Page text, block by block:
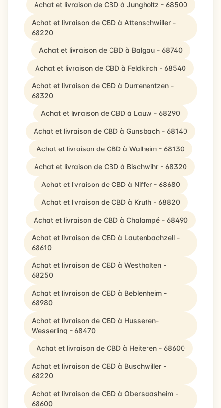
Achat et livraison de CBD à Jungholtz - 68500
Achat et livraison de CBD à Attenschwiller -
68220
Achat et livraison de CBD à Balgau - 68740
Achat et livraison de CBD à Feldkirch - 68540
Achat et livraison de CBD à Durrenentzen -
68320
Achat et livraison de CBD à Lauw - 68290
Achat et livraison de CBD à Gunsbach - 68140
Achat et livraison de CBD à Walheim - 68130
Achat et livraison de CBD à Bischwihr - 68320
Achat et livraison de CBD à Niffer - 68680
Achat et livraison de CBD à Kruth - 68820
Achat et livraison de CBD à Chalampé - 68490
Achat et livraison de CBD à Lautenbachzell -
68610
Achat et livraison de CBD à Westhalten -
68250
Achat et livraison de CBD à Beblenheim -
68980
Achat et livraison de CBD à Husseren-
Wesserling - 68470
Achat et livraison de CBD à Heiteren - 68600
Achat et livraison de CBD à Buschwiller -
68220
Achat et livraison de CBD à Obersaasheim -
68600